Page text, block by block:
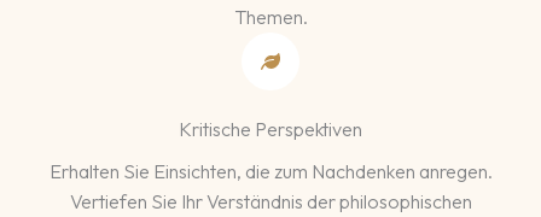
Themen.
Kritische Perspektiven
Erhalten Sie Einsichten, die zum Nachdenken anregen.
Vertiefen Sie Ihr Verständnis der philosophischen